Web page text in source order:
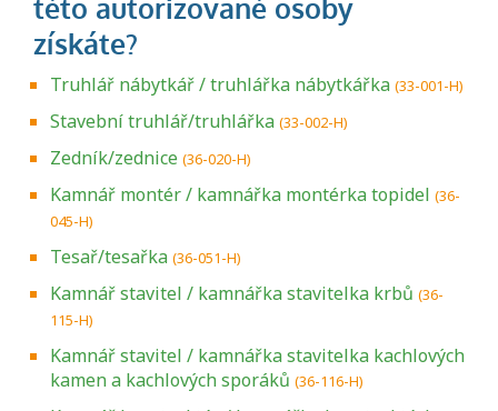
Truhlář nábytkář / truhlářka nábytkářka (33-001-H)
Stavební truhlář/truhlářka (33-002-H)
Zedník/zednice (36-020-H)
Kamnář montér / kamnářka montérka topidel (36-
045-H)
Tesař/tesařka (36-051-H)
Kamnář stavitel / kamnářka stavitelka krbů (36-
115-H)
Kamnář stavitel / kamnářka stavitelka kachlových
kamen a kachlových sporáků (36-116-H)